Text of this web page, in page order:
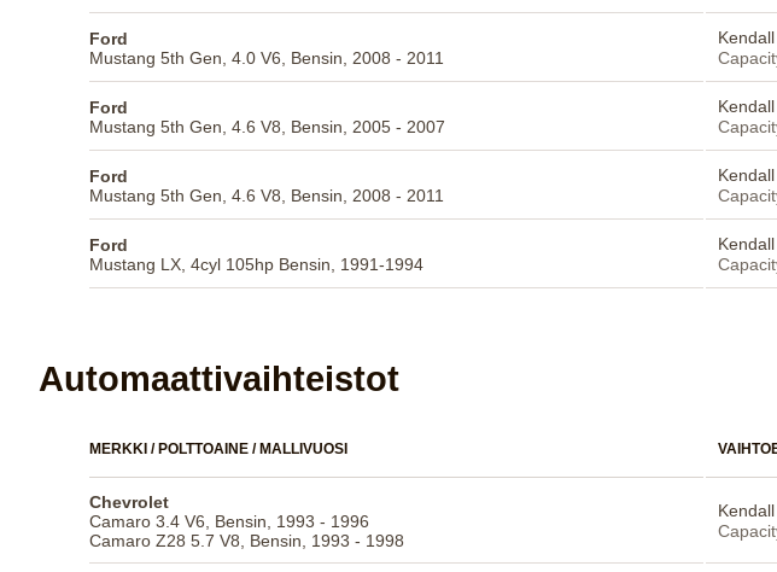
Ford
Mustang 5th Gen, 4.0 V6, Bensin, 2008 - 2011
Ford
Mustang 5th Gen, 4.6 V8, Bensin, 2005 - 2007
Ford
Mustang 5th Gen, 4.6 V8, Bensin, 2008 - 2011
Ford
Mustang LX, 4cyl 105hp Bensin, 1991-1994
Automaattivaihteistot
MERKKI / POLTTOAINE / MALLIVUOSI
Chevrolet
Camaro 3.4 V6, Bensin, 1993 - 1996
Camaro Z28 5.7 V8, Bensin, 1993 - 1998